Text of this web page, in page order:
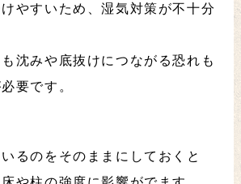
やすいため、湿気対策が不十分
沈みや底抜けにつながる恐れも
要です。
るのをそのままにしておくと